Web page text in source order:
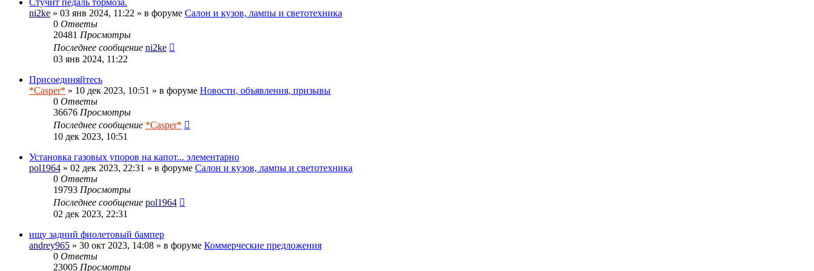
ni2ke » 03 янв 2024, 11:22 » в форуме Салон и кузов, лампы и светотехника
0 Ответы
20481 Просмотры
Последнее сообщение ni2ke
03 янв 2024, 11:22
Присоединяйтесь
*Casper* » 10 дек 2023, 10:51 » в форуме Новости, объявления, призывы
0 Ответы
36676 Просмотры
Последнее сообщение *Casper*
10 дек 2023, 10:51
Установка газовых упоров на капот... элементарно
pol1964 » 02 дек 2023, 22:31 » в форуме Салон и кузов, лампы и светотехника
0 Ответы
19793 Просмотры
Последнее сообщение pol1964
02 дек 2023, 22:31
ищу задний фиолетовый бампер
andrey965 » 30 окт 2023, 14:08 » в форуме Коммерческие предложения
0 Ответы
23005 Просмотры